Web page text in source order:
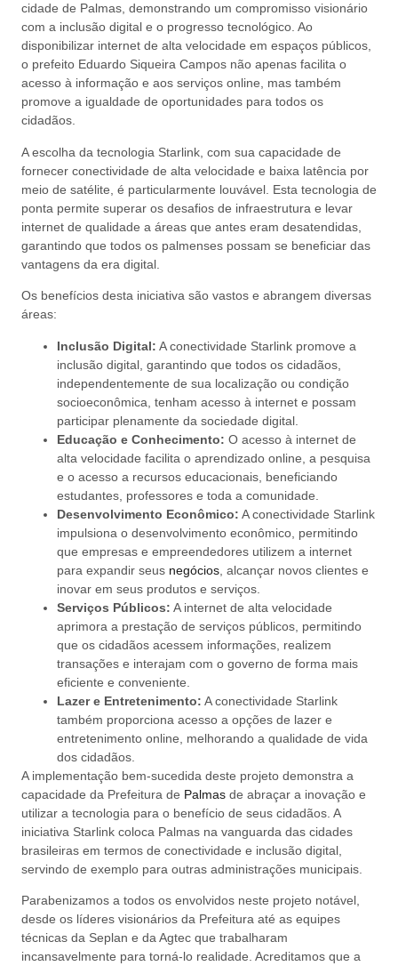
cidade de Palmas, demonstrando um compromisso visionário
com a inclusão digital e o progresso tecnológico. Ao
disponibilizar internet de alta velocidade em espaços públicos,
o prefeito Eduardo Siqueira Campos não apenas facilita o
acesso à informação e aos serviços online, mas também
promove a igualdade de oportunidades para todos os
cidadãos.
A escolha da tecnologia Starlink, com sua capacidade de
fornecer conectividade de alta velocidade e baixa latência por
meio de satélite, é particularmente louvável. Esta tecnologia de
ponta permite superar os desafios de infraestrutura e levar
internet de qualidade a áreas que antes eram desatendidas,
garantindo que todos os palmenses possam se beneficiar das
vantagens da era digital.
Os benefícios desta iniciativa são vastos e abrangem diversas
áreas:
Inclusão Digital: A conectividade Starlink promove a
inclusão digital, garantindo que todos os cidadãos,
independentemente de sua localização ou condição
socioeconômica, tenham acesso à internet e possam
participar plenamente da sociedade digital.
Educação e Conhecimento: O acesso à internet de
alta velocidade facilita o aprendizado online, a pesquisa
e o acesso a recursos educacionais, beneficiando
estudantes, professores e toda a comunidade.
Desenvolvimento Econômico: A conectividade Starlink
impulsiona o desenvolvimento econômico, permitindo
que empresas e empreendedores utilizem a internet
para expandir seus negócios , alcançar novos clientes e
inovar em seus produtos e serviços.
Serviços Públicos: A internet de alta velocidade
aprimora a prestação de serviços públicos, permitindo
que os cidadãos acessem informações, realizem
transações e interajam com o governo de forma mais
eficiente e conveniente.
Lazer e Entretenimento: A conectividade Starlink
também proporciona acesso a opções de lazer e
entretenimento online, melhorando a qualidade de vida
dos cidadãos.
A implementação bem-sucedida deste projeto demonstra a
capacidade da Prefeitura de Palmas de abraçar a inovação e
utilizar a tecnologia para o benefício de seus cidadãos. A
iniciativa Starlink coloca Palmas na vanguarda das cidades
brasileiras em termos de conectividade e inclusão digital,
servindo de exemplo para outras administrações municipais.
Parabenizamos a todos os envolvidos neste projeto notável,
desde os líderes visionários da Prefeitura até as equipes
técnicas da Seplan e da Agtec que trabalharam
incansavelmente para torná-lo realidade. Acreditamos que a